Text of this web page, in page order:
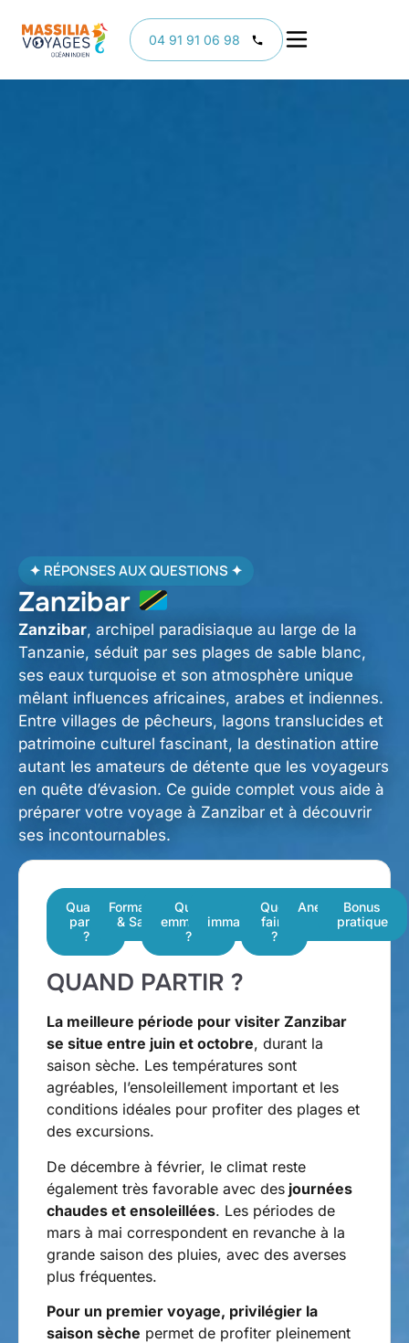
04 91 91 06 98
✦ RÉPONSES AUX QUESTIONS ✦
Zanzibar
Zanzibar, archipel paradisiaque au large de la
Tanzanie, séduit par ses plages de sable blanc,
ses eaux turquoise et son atmosphère unique
mêlant influences africaines, arabes et indiennes.
Entre villages de pêcheurs, lagons translucides et
patrimoine culturel fascinant, la destination attire
autant les amateurs de détente que les voyageurs
en quête d’évasion. Ce guide complet vous aide à
préparer votre voyage à Zanzibar et à découvrir
ses incontournables.
Quand
partir
?
Formalités
& Santé
Quoi
emmener
?
Les
immanquables
Quoi
faire
?
AnecdoteBonus
pratique
QUAND PARTIR ?
La meilleure période pour visiter Zanzibar
se situe entre juin et octobre, durant la
saison sèche. Les températures sont
agréables, l’ensoleillement important et les
conditions idéales pour profiter des plages et
des excursions.
De décembre à février, le climat reste
également très favorable avec des journées
chaudes et ensoleillées. Les périodes de
mars à mai correspondent en revanche à la
grande saison des pluies, avec des averses
plus fréquentes.
Pour un premier voyage, privilégier la
saison sèche permet de profiter pleinement